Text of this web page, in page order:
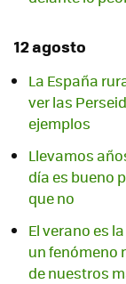
12 agosto
La España
ver las
ejemplos
Llevamos
día es bueno
que no
El verano es
un fenómeno
de nuestros